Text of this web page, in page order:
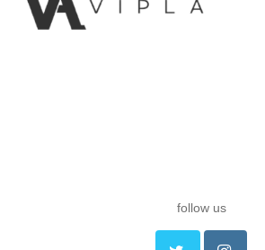
follow us